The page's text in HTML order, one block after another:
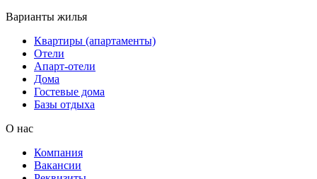
Варианты жилья
Квартиры (апартаменты)
Отели
Апарт-отели
Дома
Гостевые дома
Базы отдыха
О нас
Компания
Вакансии